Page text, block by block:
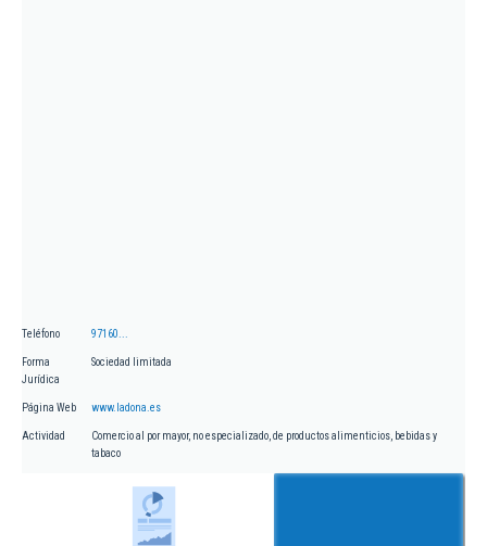
Teléfono 97160...
Forma
Jurídica
Sociedad limitada
Página Web www.ladona.es
Actividad
Comercio al por mayor, no especializado, de productos alimenticios, bebidas y
tabaco